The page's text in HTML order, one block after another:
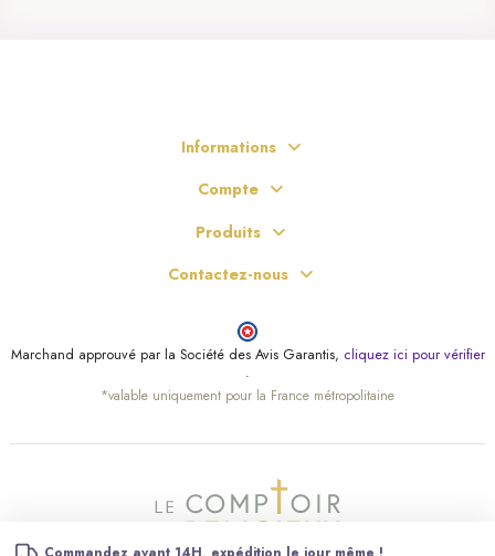
Informations
Compte
Produits
Contactez-nous
Marchand approuvé par la Société des Avis Garantis, cliquez ici pour vérifier
.
*valable uniquement pour la France métropolitaine